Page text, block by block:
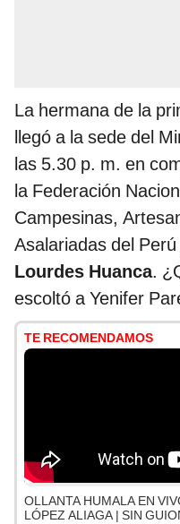
La hermana de la
llegó a la sede del
las 5.30 p. m. en
la Federación
Campesinas,
Asalariadas del
Lourdes Huanca.
escoltó a Yenifer
TE RECOMENDAMOS
OLLANTA HUMALA EN
LÓPEZ ALIAGA | SIN